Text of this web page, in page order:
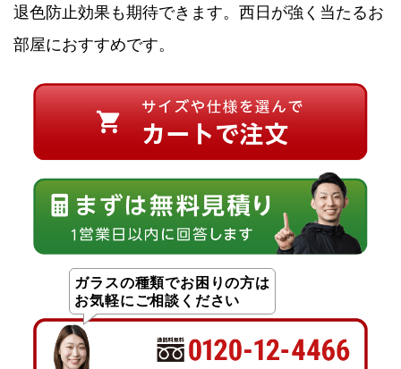
退色防止効果も期待できます。西日が強く当たるお
部屋におすすめです。
ガラスの種類でお困りの方は
お気軽にご相談ください